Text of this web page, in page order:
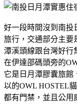
好一段時間沒到南投
旅行，交通部分主要
潭溪頭線跟台灣好行
在伊達邵碼頭旁的
它是日月潭膠囊旅館
以的OWL HOSTEL
都有門禁，並且公用